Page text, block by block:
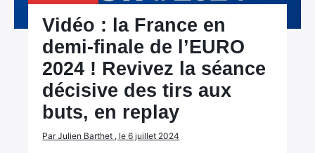
Vidéo : la France en
demi-finale de l’EURO
2024 ! Revivez la séance
décisive des tirs aux
buts, en replay
Par Julien Barthet , le 6 juillet 2024